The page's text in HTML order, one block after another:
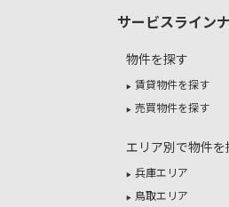
サービスライン
物件を探す
賃貸物件を探す
売買物件を探す
エリア別で物件を
兵庫エリア
鳥取エリア